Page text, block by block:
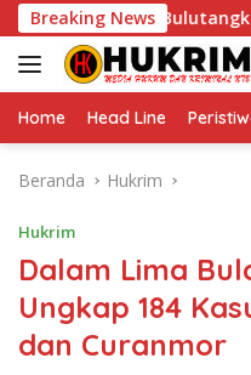
Langsung
ke
konten
Breaking News
III Bulutangkis Kapolri
Home Head Line
Beranda Hukrim
Hukrim
Dalam Lima
Ungkap 184
dan Curanmor